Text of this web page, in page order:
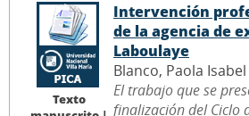
Texto
Intervención
de la agencia de
Laboulaye
Blanco, Paola Isabel
El trabajo que se
finalización del Ciclo